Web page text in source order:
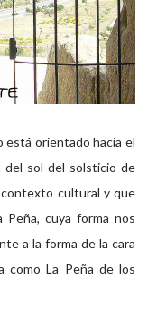
está orientado hacia el
del sol del solsticio de
cultural y que
Peña, cuya forma nos
a la forma de la cara
como La Peña de los